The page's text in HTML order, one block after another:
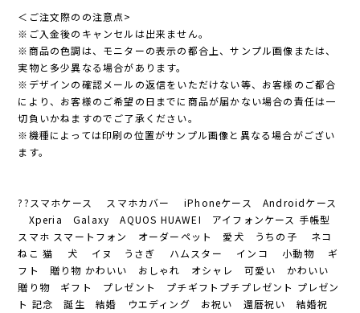
＜ご注文際のの注意点>
※ご入金後のキャンセルは出来ません。
※商品の色調は、モニターの表示の都合上、サンプル画像または、
実物と多少異なる場合があります。
※デザインの確認メールの返信をいただけない等、お客様のご都合
により、お客様のご希望の日までに商品が届かない場合の責任は一
切負いかねますのでご了承ください。
※機種によっては印刷の位置がサンプル画像と異なる場合がござい
ます。
??スマホケース スマホカバー iPhoneケース Androidケース
Xperia Galaxy AQUOS HUAWEI アイフォンケース 手帳型
スマホ スマートフォン オーダーペット 愛犬 うちの子 ネコ
ねこ 猫 犬 イヌ うさぎ ハムスター インコ 小動物 ギ
フト 贈り物 かわいい おしゃれ オシャレ 可愛い かわいい
贈り物 ギフト プレゼント プチギフトプチプレゼント プレゼン
ト 記念 誕生 結婚 ウエディング お祝い 還暦祝い 結婚祝